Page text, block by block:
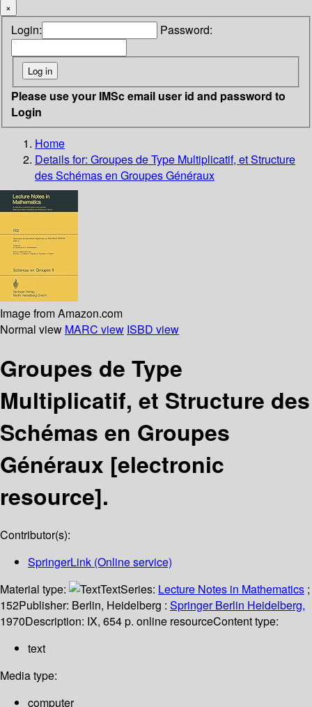
×
Login: Password:
Please use your IMSc email user id and password to
Login
Home
Details for: Groupes de Type Multiplicatif, et Structure
des Schémas en Groupes Généraux
Image from Amazon.com
Normal view MARC view ISBD view
Groupes de Type
Multiplicatif, et Structure des
Schémas en Groupes
Généraux [electronic
resource].
Contributor(s):
SpringerLink (Online service)
Material type:
TextSeries: Lecture Notes in Mathematics ;
152Publisher: Berlin, Heidelberg : Springer Berlin Heidelberg,
1970Description: IX, 654 p. online resourceContent type:
text
Media type:
computer